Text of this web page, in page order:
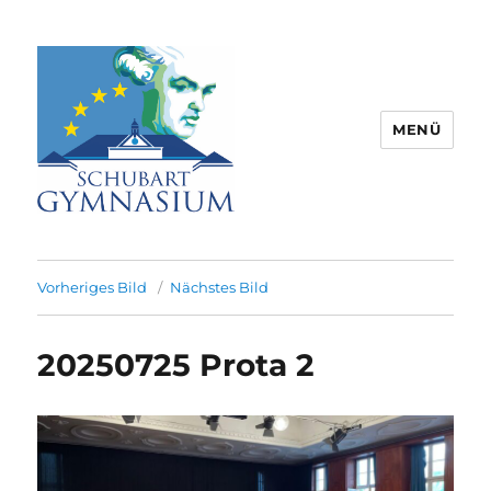
Partnerschule für Europa |
Rombacherstr. 30 | 73430 Aalen
MENÜ
Vorheriges Bild Nächstes Bild
20250725 Prota 2